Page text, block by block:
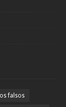
falsos